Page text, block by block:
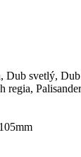
Dub svetlý,
regia,